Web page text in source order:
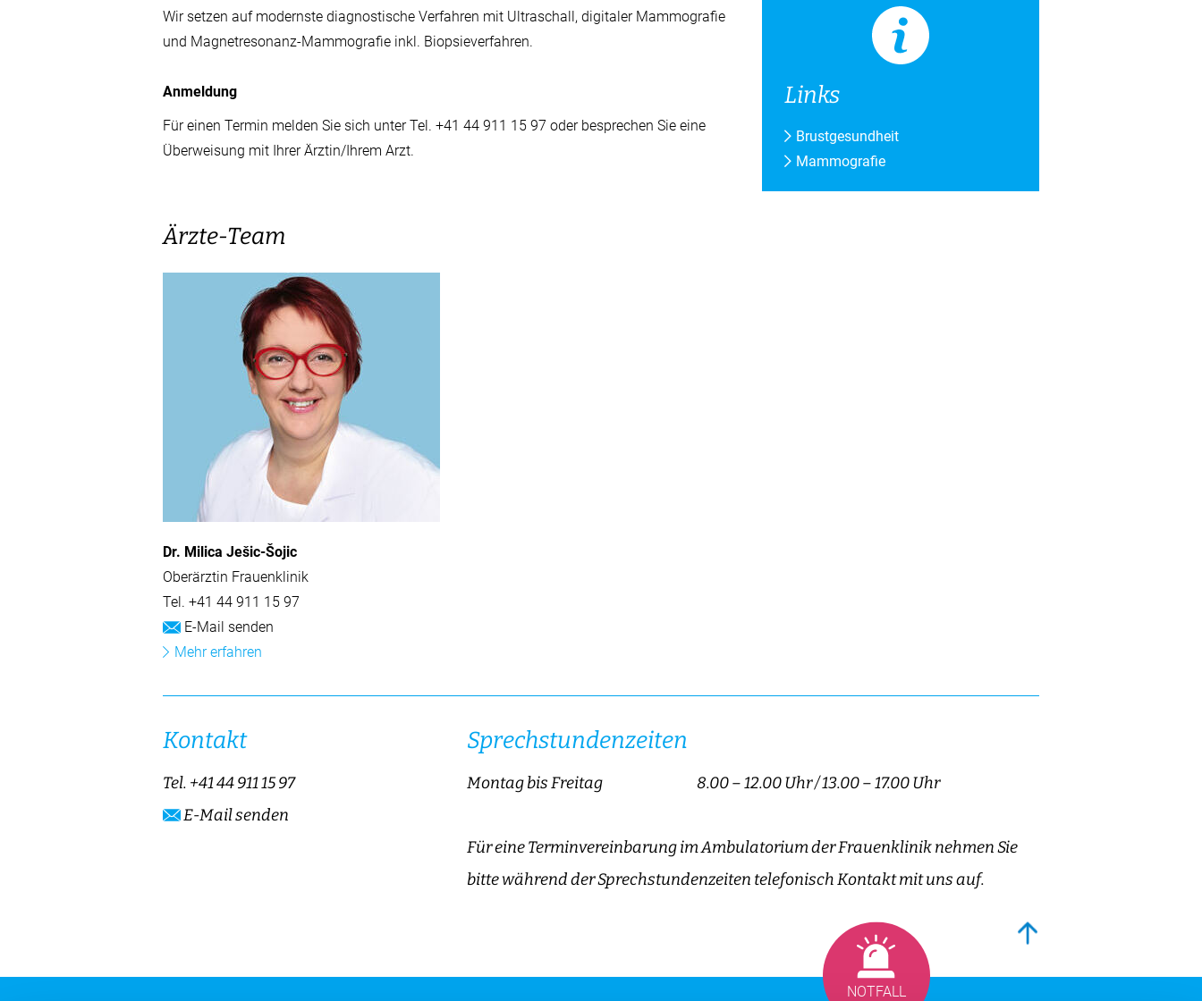
Wir setzen auf modernste diagnostische Verfahren mit Ultraschall, digitaler Mammografie
und Magnetresonanz-Mammografie inkl. Biopsieverfahren.
Anmeldung
Für einen Termin melden Sie sich unter Tel. +41 44 911 15 97 oder besprechen Sie eine
Überweisung mit Ihrer Ärztin/Ihrem Arzt.
Links
Brustgesundheit
Mammografie
Ärzte-Team
Dr. Milica Ješic-Šojic
Oberärztin Frauenklinik
Tel. +41 44 911 15 97
E-Mail senden
Mehr erfahren
Kontakt
Tel. +41 44 911 15 97
E-Mail senden
Sprechstundenzeiten
Montag bis Freitag 8.00 – 12.00 Uhr / 13.00 – 17.00 Uhr
Für eine Terminvereinbarung im Ambulatorium der Frauenklinik nehmen Sie
bitte während der Sprechstundenzeiten telefonisch Kontakt mit uns auf.
NOTFALL